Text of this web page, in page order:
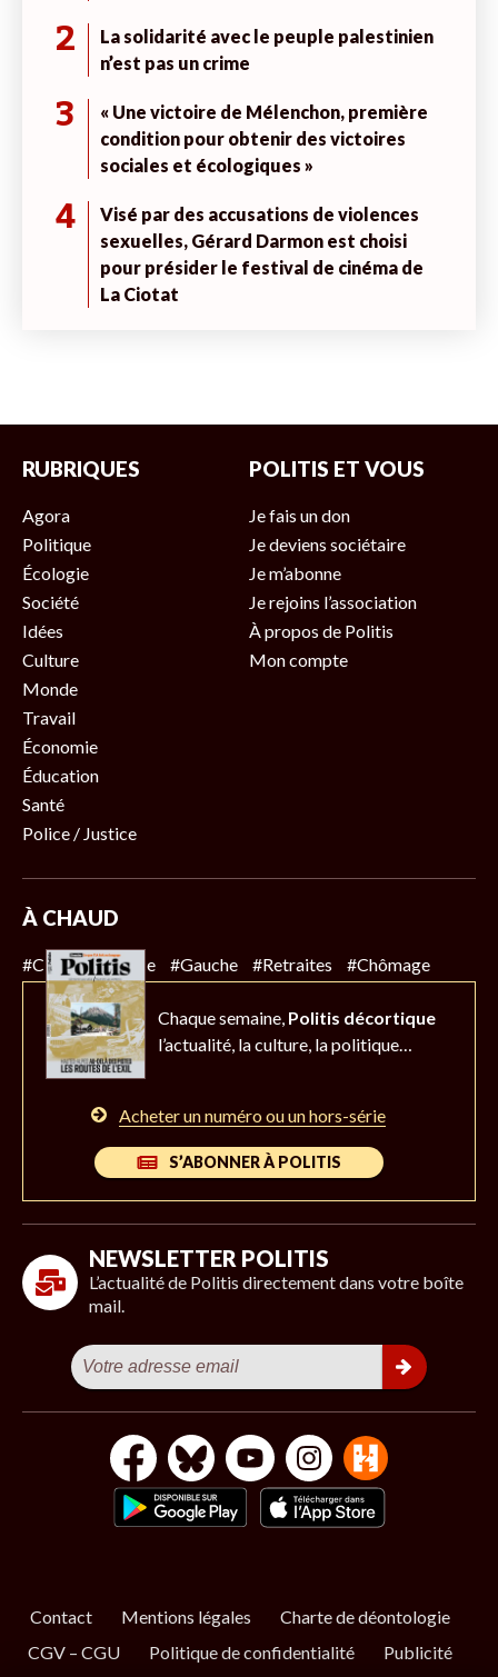
2
La solidarité avec le peuple palestinien
n’est pas un crime
3
« Une victoire de Mélenchon, première
condition pour obtenir des victoires
sociales et écologiques »
4
Visé par des accusations de violences
sexuelles, Gérard Darmon est choisi
pour présider le festival de cinéma de
La Ciotat
RUBRIQUES
Agora
Politique
Écologie
Société
Idées
Culture
Monde
Travail
Économie
Éducation
Santé
Police / Justice
POLITIS ET VOUS
Je fais un don
Je deviens sociétaire
Je m’abonne
Je rejoins l’association
À propos de Politis
Mon compte
À CHAUD
#Climat #Police #Gauche #Retraites #Chômage
Chaque semaine, Politis décortique
l’actualité, la culture, la politique…
Acheter un numéro ou un hors-série
S’ABONNER À POLITIS
NEWSLETTER POLITIS
L’actualité de Politis directement dans votre boîte
mail.
Contact Mentions légales
Charte de déontologie
CGV – CGU
Politique de confidentialité Publicité